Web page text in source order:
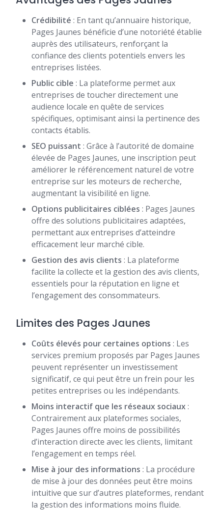
Crédibilité : En tant qu’annuaire historique,
Pages Jaunes bénéficie d’une notoriété établie
auprès des utilisateurs, renforçant la
confiance des clients potentiels envers les
entreprises listées.
Public cible : La plateforme permet aux
entreprises de toucher directement une
audience locale en quête de services
spécifiques, optimisant ainsi la pertinence des
contacts établis.
SEO puissant : Grâce à l’autorité de domaine
élevée de Pages Jaunes, une inscription peut
améliorer le référencement naturel de votre
entreprise sur les moteurs de recherche,
augmentant la visibilité en ligne.
Options publicitaires ciblées : Pages Jaunes
offre des solutions publicitaires adaptées,
permettant aux entreprises d’atteindre
efficacement leur marché cible.
Gestion des avis clients : La plateforme
facilite la collecte et la gestion des avis clients,
essentiels pour la réputation en ligne et
l’engagement des consommateurs.
Limites des Pages Jaunes
Coûts élevés pour certaines options : Les
services premium proposés par Pages Jaunes
peuvent représenter un investissement
significatif, ce qui peut être un frein pour les
petites entreprises ou les indépendants.
Moins interactif que les réseaux sociaux:
Contrairement aux plateformes sociales,
Pages Jaunes offre moins de possibilités
d’interaction directe avec les clients, limitant
l’engagement en temps réel.
Mise à jour des informations : La procédure
de mise à jour des données peut être moins
intuitive que sur d’autres plateformes, rendant
la gestion des informations moins fluide.